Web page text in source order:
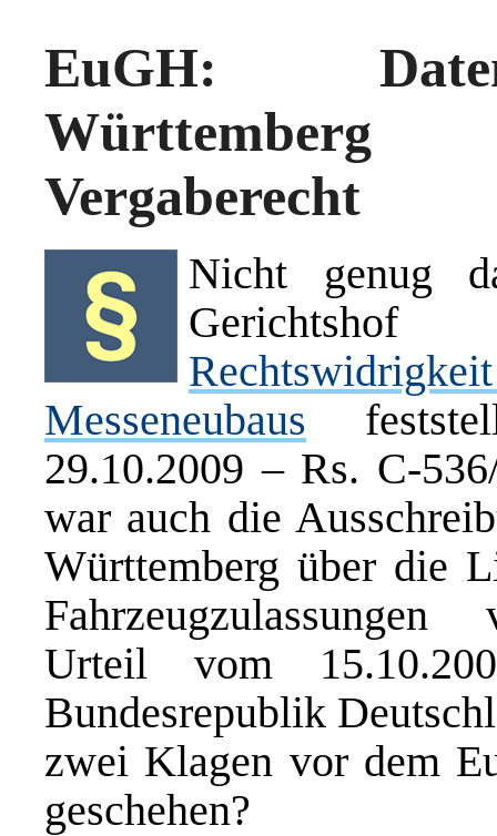
EuGH:
Vergaberecht
Nicht genug
Messeneubaus
29.10.2009 – Rs. C-
war auch die
Württemberg über die
Urteil vom
Bundesrepublik
zwei Klagen vor dem
geschehen?